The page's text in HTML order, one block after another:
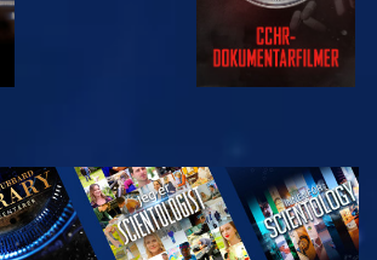
UTFORSK
SERIEN